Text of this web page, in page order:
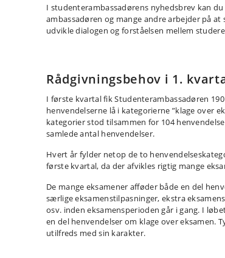
I studenterambassadørens nyhedsbrev kan
ambassadøren og mange andre arbejder på
udvikle dialogen og forståelsen mellem
Rådgivningsbehov i 1.
I første kvartal fik Studenterambassadøren
henvendelserne lå i kategorierne ”klage over
kategorier stod tilsammen for 104
samlede antal henvendelser.
Hvert år fylder netop de to
første kvartal, da der afvikles rigtig mange
De mange eksamener afføder både en del
særlige eksamenstilpasninger, ekstra
osv. inden eksamensperioden går i gang. I
en del henvendelser om klage over eksamen. T
utilfreds med sin karakter.